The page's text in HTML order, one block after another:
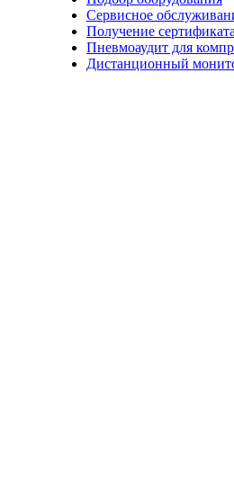
Сервисное
Получение
Пневмоаудит для
Дистанционный